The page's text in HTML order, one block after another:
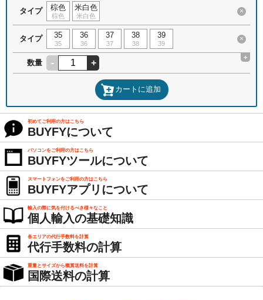
タイプ 棕色
棕色
米白色
米白色
×
タイプ 35
35
36
36
37
37
38
38
39
39
×
数量 - +
+
カートに追加
初めてご利用の方はこちら
BUYFYについて
パソコンをご利用の方はこちら
BUYFYツールについて
スマートフォンをご利用の方はこちら
BUYFYアプリについて
輸入の際に気を付けるべき様々なこと
個人輸入の基礎知識
各エリアの代行手数料を計算
代行手数料の計算
重量とサイズから概算送料を計算
国際送料の計算